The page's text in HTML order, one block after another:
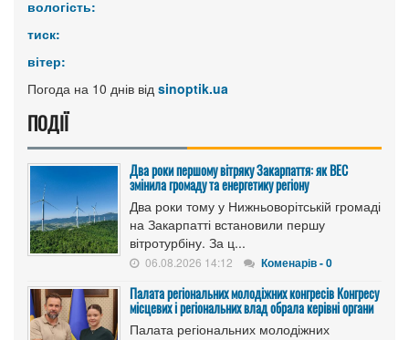
вологість:
тиск:
вітер:
Погода на 10 днів від sinoptik.ua
ПОДІЇ
Два роки першому вітряку Закарпаття: як ВЕС
змінила громаду та енергетику регіону
Два роки тому у Нижньоворітській громаді
на Закарпатті встановили першу
вітротурбіну. За ц...
06.08.2026 14:12 Коменарів - 0
Палата регіональних молодіжних конгресів Конгресу
місцевих і регіональних влад обрала керівні органи
Палата регіональних молодіжних